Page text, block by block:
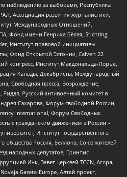
наблюдению за выборами, Республика
Ассоциация развития журналистики,
Международных Отношений,
Фонд имени Генриха Бёлля, Stichting
Институт правовой инициативы
Фонд Открытой Эстонии, Calvert 22
конгресс, Институт Макдональда-Лорье,
Канады, Декабристы, Международный
Свободная пресса, Возрождение,
Риддл, Русский антивоенный комитет в
Сахарова, Форум свободной России,
International, Форум Свободных
с гражданским движением в России –
Институт государственного
общества Россия, Беллона, Союз жителей
народных депутатов, Гринпис
Инк, Завет церквей TCCN, Агора,
Gazeta-Europe, Алтай проект,